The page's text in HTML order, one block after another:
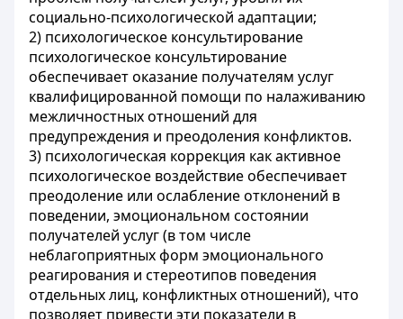
социально-психологической адаптации;
2) психологическое консультирование
психологическое консультирование
обеспечивает оказание получателям услуг
квалифицированной помощи по налаживанию
межличностных отношений для
предупреждения и преодоления конфликтов.
3) психологическая коррекция как активное
психологическое воздействие обеспечивает
преодоление или ослабление отклонений в
поведении, эмоциональном состоянии
получателей услуг (в том числе
неблагоприятных форм эмоционального
реагирования и стереотипов поведения
отдельных лиц, конфликтных отношений), что
позволяет привести эти показатели в